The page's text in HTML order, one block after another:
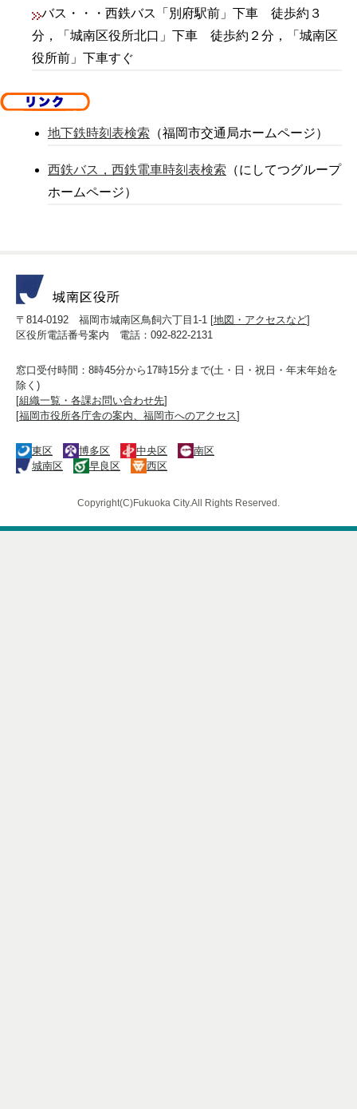
バス・・・西鉄バス「別府駅前」下車 徒歩約３
分，「城南区役所北口」下車 徒歩約２分，「城南区
役所前」下車すぐ
地下鉄時刻表検索 （福岡市交通局ホームページ）
西鉄バス，西鉄電車時刻表検索 （にしてつグループ
ホームページ）
〒814-0192 福岡市城南区鳥飼六丁目1-1 [地図・アクセスなど]
区役所電話番号案内 電話：092-822-2131
窓口受付時間：8時45分から17時15分まで(土・日・祝日・年末年始を
除く)
[組織一覧・各課お問い合わせ先]
[福岡市役所各庁舎の案内、福岡市へのアクセス]
東区 博多区 中央区
南区
城南区
早良区 西区
Copyright(C)Fukuoka City.All Rights Reserved.